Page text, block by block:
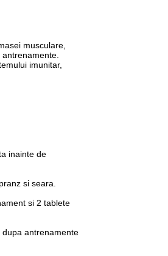
musculare,
imunitar,
inainte de
si seara.
si 2 tablete
antrenamente